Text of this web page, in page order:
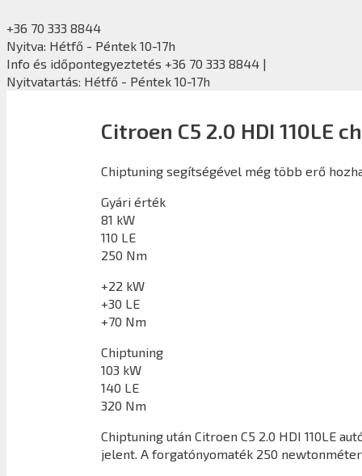
+36 70 333 8844
Nyitva: Hétfő - Péntek 10-17h
Info és időpontegyeztetés +36 70 333 8844 |
Nyitvatartás: Hétfő - Péntek 10-17h
Citroen C5 2.0 HDI 110LE
Chiptuning segítségével még több erő
Gyári érték
81 kW
110 LE
250 Nm
+22 kW
+30 LE
+70 Nm
Chiptuning
103 kW
140 LE
320 Nm
Chiptuning után Citroen C5 2.0 HDI 110LE
jelent. A forgatónyomaték 250